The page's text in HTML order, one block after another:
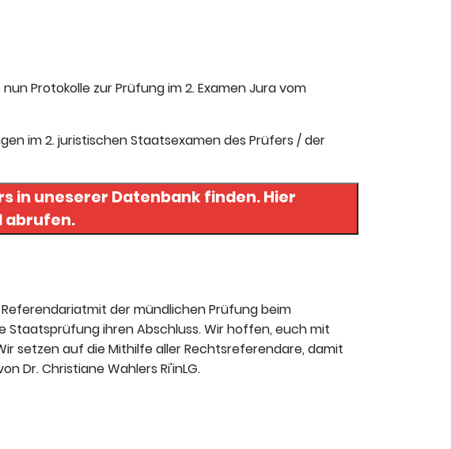
Protokolle zur Prüfung im 2. Examen Jura vom
im 2. juristischen Staatsexamen des Prüfers / der
in uneserer Datenbank finden. Hier
abrufen.
der mündlichen Prüfung beim
ihren Abschluss. Wir hoffen, euch mit
setzen auf die Mithilfe aller Rechtsreferendare, damit
Dr. Christiane Wahlers Ri'inLG.